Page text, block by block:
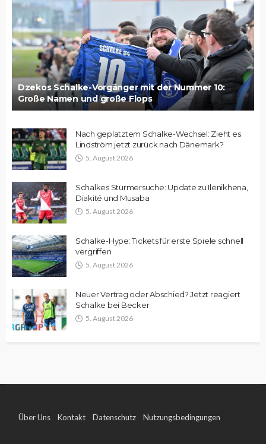
Dzekos Schalke-Vorgänger mit der Nummer 10:
Große Namen und große Flops
Nach geplatztem Schalke-Wechsel: Zieht es
Lindström jetzt zurück nach Dänemark?
5. August 2026
Schalkes Stürmersuche: Update zu Ilenikhena,
Diakité und Musaba
5. August 2026
Schalke-Hype: Tickets für erste Spiele schnell
vergriffen
5. August 2026
Neuer Vertrag oder Abschied? Jetzt reagiert
Schalke bei Becker
5. August 2026
Über Uns Kontakt Datenschutz Nutzungsbedingungen